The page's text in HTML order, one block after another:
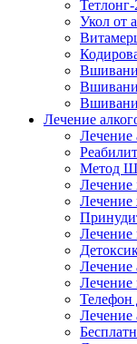
Укол от
Лечение
Лечение
Метод
Лечение
Лечение
Лечение
Лечение
Лечение
Телефон
Лечение